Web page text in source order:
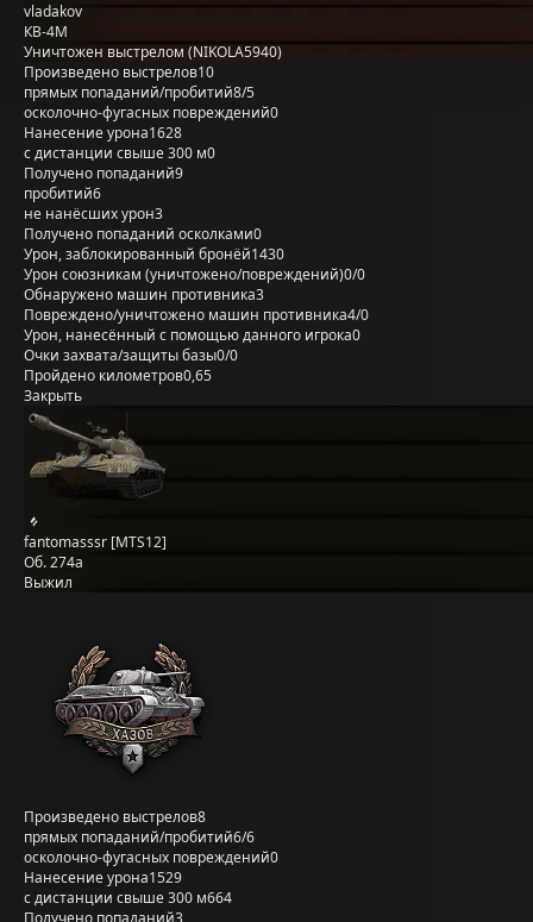
vladakov
КВ-4М
Уничтожен выстрелом (NIKOLA5940)
Произведено выстрелов10
прямых попаданий/пробитий8/5
осколочно-фугасных повреждений0
Нанесение урона1628
с дистанции свыше 300 м0
Получено попаданий9
пробитий6
не нанёсших урон3
Получено попаданий осколками0
Урон, заблокированный бронёй1430
Урон союзникам (уничтожено/повреждений)0/0
Обнаружено машин противника3
Повреждено/уничтожено машин противника4/0
Урон, нанесённый с помощью данного игрока0
Очки захвата/защиты базы0/0
Пройдено километров0,65
Закрыть
fantomasssr [MTS12]
Об. 274а
Выжил
Произведено выстрелов8
прямых попаданий/пробитий6/6
осколочно-фугасных повреждений0
Нанесение урона1529
с дистанции свыше 300 м664
Получено попаданий3